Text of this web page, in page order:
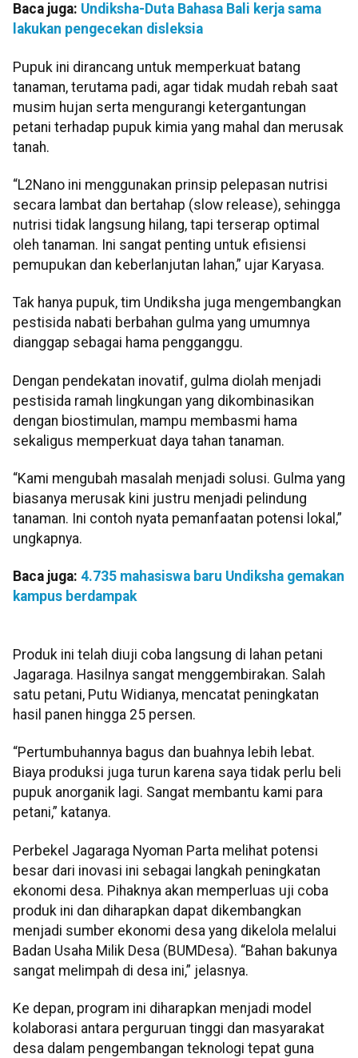
Baca juga: Undiksha-Duta Bahasa Bali kerja sama
lakukan pengecekan disleksia
Pupuk ini dirancang untuk memperkuat batang
tanaman, terutama padi, agar tidak mudah rebah saat
musim hujan serta mengurangi ketergantungan
petani terhadap pupuk kimia yang mahal dan merusak
tanah.
“L2Nano ini menggunakan prinsip pelepasan nutrisi
secara lambat dan bertahap (slow release), sehingga
nutrisi tidak langsung hilang, tapi terserap optimal
oleh tanaman. Ini sangat penting untuk efisiensi
pemupukan dan keberlanjutan lahan,” ujar Karyasa.
Tak hanya pupuk, tim Undiksha juga mengembangkan
pestisida nabati berbahan gulma yang umumnya
dianggap sebagai hama pengganggu.
Dengan pendekatan inovatif, gulma diolah menjadi
pestisida ramah lingkungan yang dikombinasikan
dengan biostimulan, mampu membasmi hama
sekaligus memperkuat daya tahan tanaman.
“Kami mengubah masalah menjadi solusi. Gulma yang
biasanya merusak kini justru menjadi pelindung
tanaman. Ini contoh nyata pemanfaatan potensi lokal,”
ungkapnya.
Baca juga: 4.735 mahasiswa baru Undiksha gemakan
kampus berdampak
Produk ini telah diuji coba langsung di lahan petani
Jagaraga. Hasilnya sangat menggembirakan. Salah
satu petani, Putu Widianya, mencatat peningkatan
hasil panen hingga 25 persen.
“Pertumbuhannya bagus dan buahnya lebih lebat.
Biaya produksi juga turun karena saya tidak perlu beli
pupuk anorganik lagi. Sangat membantu kami para
petani,” katanya.
Perbekel Jagaraga Nyoman Parta melihat potensi
besar dari inovasi ini sebagai langkah peningkatan
ekonomi desa. Pihaknya akan memperluas uji coba
produk ini dan diharapkan dapat dikembangkan
menjadi sumber ekonomi desa yang dikelola melalui
Badan Usaha Milik Desa (BUMDesa). “Bahan bakunya
sangat melimpah di desa ini,” jelasnya.
Ke depan, program ini diharapkan menjadi model
kolaborasi antara perguruan tinggi dan masyarakat
desa dalam pengembangan teknologi tepat guna